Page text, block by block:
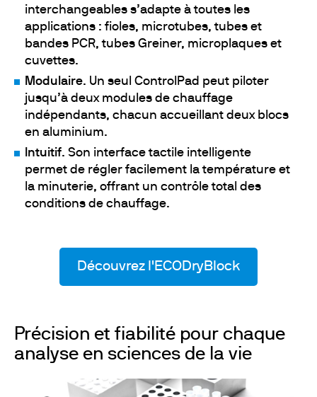
interchangeables s’adapte à toutes les
applications : fioles, microtubes, tubes et
bandes PCR, tubes Greiner, microplaques et
cuvettes.
Modulaire. Un seul ControlPad peut piloter
jusqu’à deux modules de chauffage
indépendants, chacun accueillant deux blocs
en aluminium.
Intuitif. Son interface tactile intelligente
permet de régler facilement la température et
la minuterie, offrant un contrôle total des
conditions de chauffage.
Découvrez l'ECODryBlock
Précision et fiabilité pour chaque
analyse en sciences de la vie